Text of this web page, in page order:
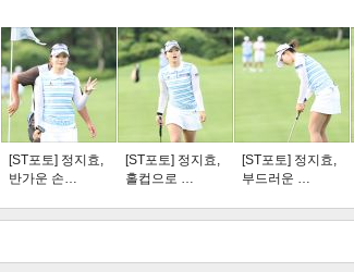
트 크 트 축
라이프
[ST포토] 정지효,
반가운 손…
[ST포토] 정지효,
홀컵으로 …
[ST포토] 정지효,
부드러운 …